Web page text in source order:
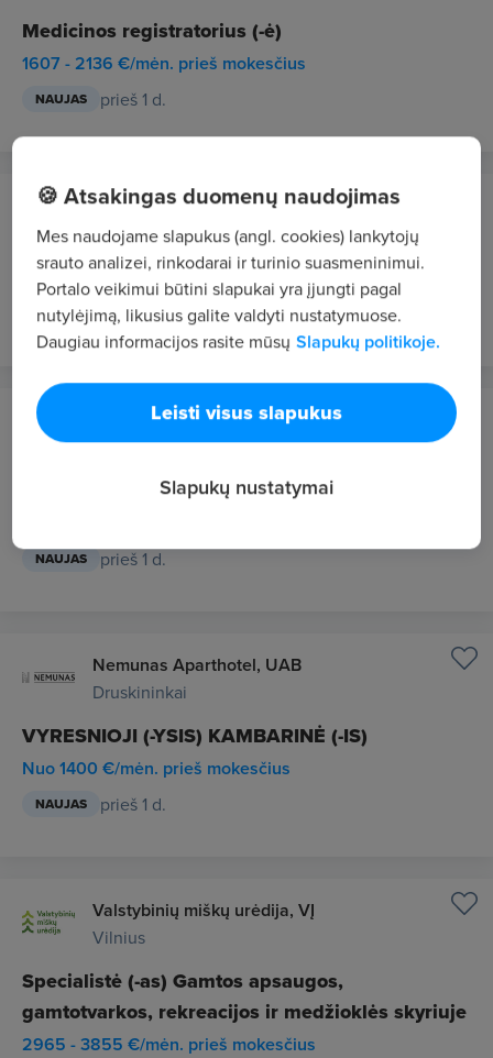
Medicinos registratorius (-ė)
1607 - 2136 €/mėn. prieš mokesčius
NAUJAS prieš 1 d.
Rimi Lietuva
Vilnius
Direktorius (-ė)
NAUJAS prieš 1 d.
Kertinis valstybės telekomunikacijų centras
Vilnius
Logistikos specialistas
NAUJAS prieš 1 d.
Nemunas Aparthotel, UAB
Druskininkai
VYRESNIOJI (-YSIS) KAMBARINĖ (-IS)
Nuo 1400 €/mėn. prieš mokesčius
NAUJAS prieš 1 d.
Valstybinių miškų urėdija, VĮ
Vilnius
Specialistė (-as) Gamtos apsaugos,
gamtotvarkos, rekreacijos ir medžioklės skyriuje
2965 - 3855 €/mėn. prieš mokesčius
🍪 Atsakingas duomenų naudojimas
Mes naudojame slapukus (angl. cookies) lankytojų
srauto analizei, rinkodarai ir turinio suasmeninimui.
Portalo veikimui būtini slapukai yra įjungti pagal
nutylėjimą, likusius galite valdyti nustatymuose.
Daugiau informacijos rasite mūsų Slapukų politikoje.
Leisti visus slapukus
Slapukų nustatymai